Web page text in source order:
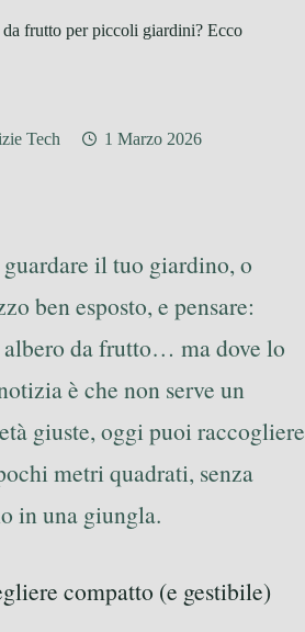
frutto per piccoli giardini? Ecco
Tech 1 Marzo 2026
il tuo giardino, o
ben esposto, e pensare:
albero da frutto… ma dove lo
è che non serve un
giuste, oggi puoi raccogliere
metri quadrati, senza
in una giungla.
compatto (e gestibile)